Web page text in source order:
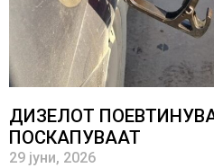
ДИЗЕЛОТ
ПОСКАПУВААТ
29 јуни, 2026